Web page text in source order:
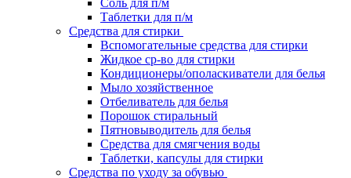
Соль для п/м
Таблетки для п/м
Средства для стирки
Вспомогательные средства для стирки
Жидкое ср-во для стирки
Кондиционеры/ополаскиватели для белья
Мыло хозяйственное
Отбеливатель для белья
Порошок стиральный
Пятновыводитель для белья
Средства для смягчения воды
Таблетки, капсулы для стирки
Средства по уходу за обувью